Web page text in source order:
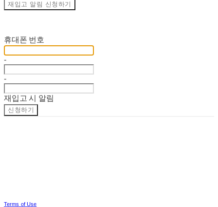
재입고 알림 신청하기
휴대폰 번호
-
-
재입고 시 알림
신청하기
Terms of Use